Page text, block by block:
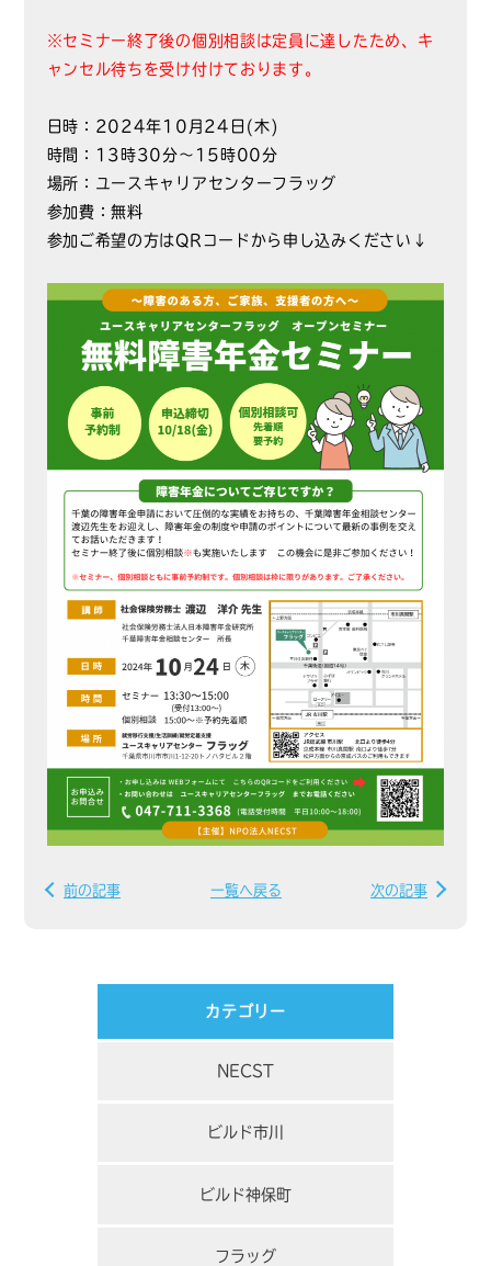
※セミナー終了後の個別相談は定員に達したため、キ
ャンセル待ちを受け付けております。
日時：2024年10月24日(木)
時間：13時30分～15時00分
場所：ユースキャリアセンターフラッグ
参加費：無料
参加ご希望の方はQRコードから申し込みください↓
前の記事 一覧へ戻る 次の記事
カテゴリー
NECST
ビルド市川
ビルド神保町
フラッグ